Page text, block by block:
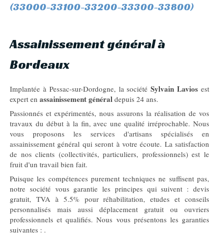
(33000-33100-33200-33300-33800)
Assainissement général à
Bordeaux
Implantée à Pessac-sur-Dordogne, la sociétéSylvain Laviosest
expert en assainissement général depuis 24 ans.
Passionnés et expérimentés, nous assurons la réalisation de vos
travaux du début à la fin, avec une qualité irréprochable. Nous
vous proposons les services d'artisans spécialisés en
assainissement général qui seront à votre écoute. La satisfaction
de nos clients (collectivités, particuliers, professionnels) est le
fruit d'un travail bien fait.
Puisque les compétences purement techniques ne suffisent pas,
notre société vous garantie les principes qui suivent : devis
gratuit, TVA à 5.5% pour réhabilitation, etudes et conseils
personnalisés mais aussi déplacement gratuit ou ouvriers
professionnels et qualifiés. Nous vous présentons les garanties
suivantes : .